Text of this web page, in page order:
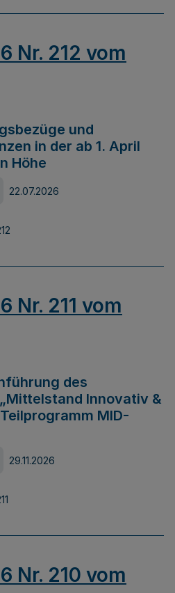
Nr. 212 vom
und
in der ab 1. April
Höhe
22.07.2026
Nr. 211 vom
des
Innovativ &
MID-
29.11.2026
Nr. 210 vom